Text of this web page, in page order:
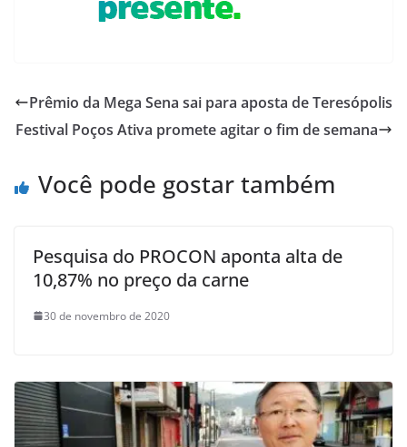
Prêmio da Mega Sena sai para aposta de Teresópolis
Festival Poços Ativa promete agitar o fim de semana
Você pode gostar também
Pesquisa do PROCON aponta alta de
10,87% no preço da carne
30 de novembro de 2020